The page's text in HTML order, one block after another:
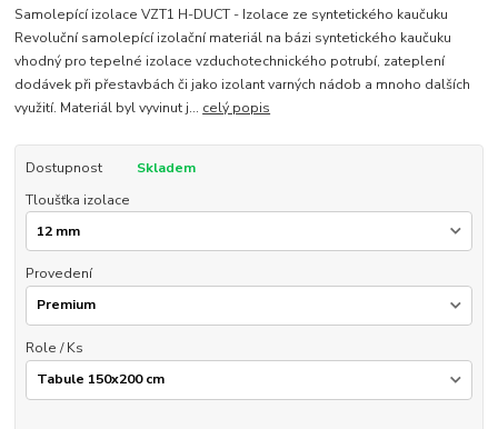
Samolepící izolace VZT1 H-DUCT - Izolace ze syntetického kaučuku
Revoluční samolepící izolační materiál na bázi syntetického kaučuku
vhodný pro tepelné izolace vzduchotechnického potrubí, zateplení
dodávek při přestavbách či jako izolant varných nádob a mnoho dalších
využití. Materiál byl vyvinut j... celý popis
Dostupnost
Skladem
Tloušťka izolace
Provedení
Role / Ks